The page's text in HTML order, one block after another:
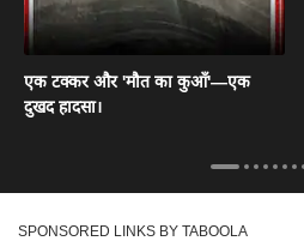
एक टक्कर और 'मौत का कुआँ'—एक
दुखद हादसा।
SPONSORED LINKS BY TABOOLA